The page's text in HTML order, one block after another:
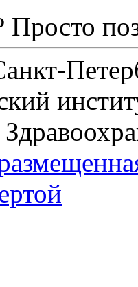
Просто